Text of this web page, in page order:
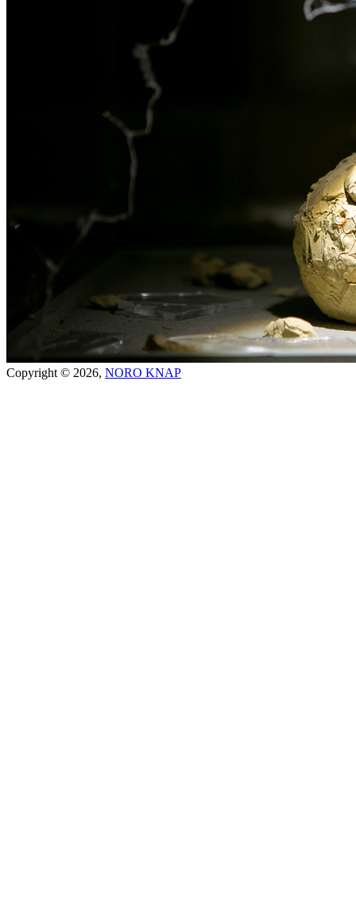
Copyright © 2026, NORO KNAP